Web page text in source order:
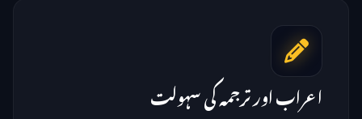
اعراب اور ترجمہ کی سہولت